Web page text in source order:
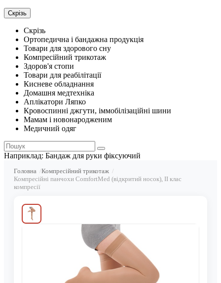
Скрізь
Скрізь
Ортопедична і бандажна продукція
Товари для здорового сну
Компресійний трикотаж
Здоров'я стопи
Товари для реабілітації
Кисневе обладнання
Домашня медтехніка
Аплікатори Ляпко
Кровоспинні джгути, іммобілізаційні шини
Мамам і новонародженим
Медичний одяг
Наприклад: Бандаж для руки фіксуючий
Головна
Компресійний трикотаж
Компресійні панчохи ComfortMed (відкритий носок), II клас
компресії